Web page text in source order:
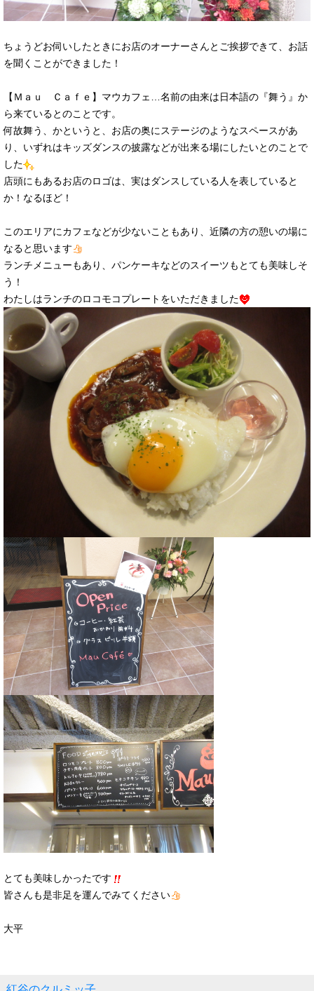
ちょうどお伺いしたときにお店のオーナーさんとご挨拶できて、お話
を聞くことができました！
【Ｍａｕ Ｃａｆｅ】マウカフェ…名前の由来は日本語の『舞う』か
ら来ているとのことです。
何故舞う、かというと、お店の奥にステージのようなスペースがあ
り、いずれはキッズダンスの披露などが出来る場にしたいとのことで
した
店頭にもあるお店のロゴは、実はダンスしている人を表していると
か！なるほど！
このエリアにカフェなどが少ないこともあり、近隣の方の憩いの場に
なると思います
ランチメニューもあり、パンケーキなどのスイーツもとても美味しそ
う！
わたしはランチのロコモコプレートをいただきました
とても美味しかったです
皆さんも是非足を運んでみてください
大平